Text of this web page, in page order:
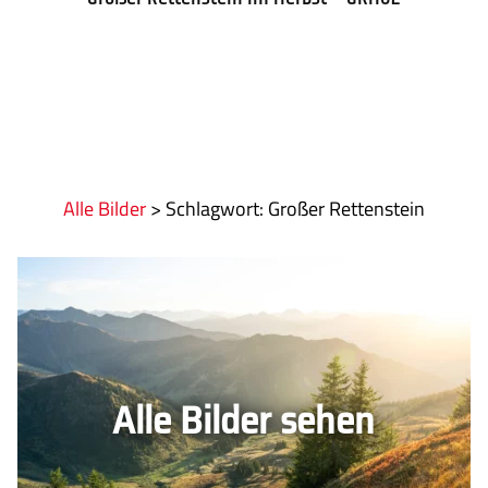
Alle Bilder> : Großer Rettenstein
Alle Bilder sehen